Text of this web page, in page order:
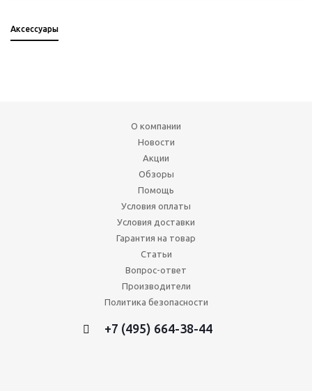
Аксессуары
О компании
Новости
Акции
Обзоры
Помощь
Условия оплаты
Условия доставки
Гарантия на товар
Статьи
Вопрос-ответ
Производители
Политика безопасности
+7 (495) 664-38-44